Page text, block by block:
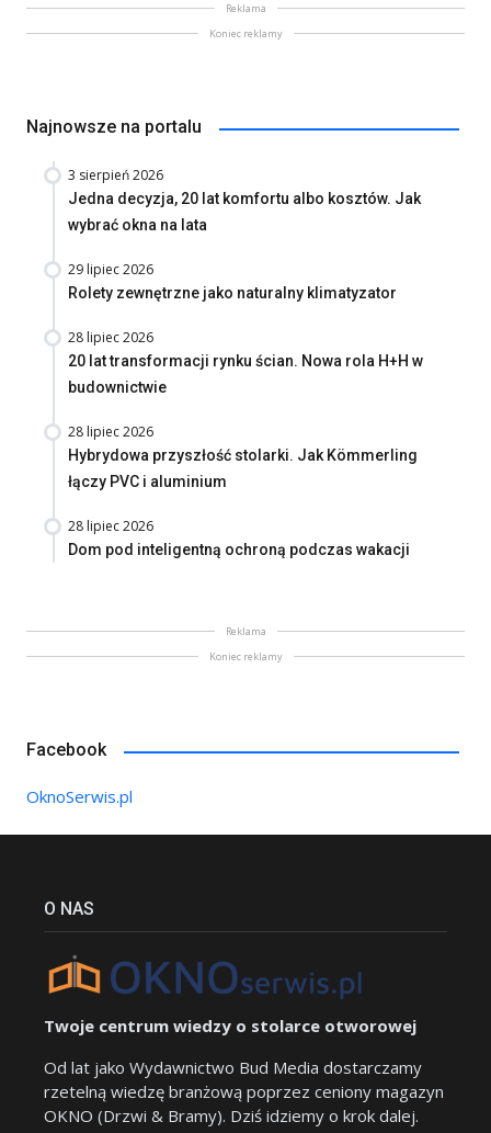
Reklama
Koniec reklamy
Najnowsze na portalu
3 sierpień 2026
Jedna decyzja, 20 lat komfortu albo kosztów. Jak
wybrać okna na lata
29 lipiec 2026
Rolety zewnętrzne jako naturalny klimatyzator
28 lipiec 2026
20 lat transformacji rynku ścian. Nowa rola H+H w
budownictwie
28 lipiec 2026
Hybrydowa przyszłość stolarki. Jak Kömmerling
łączy PVC i aluminium
28 lipiec 2026
Dom pod inteligentną ochroną podczas wakacji
Reklama
Koniec reklamy
Facebook
OknoSerwis.pl
O NAS
Twoje centrum wiedzy o stolarce otworowej
Od lat jako Wydawnictwo Bud Media dostarczamy
rzetelną wiedzę branżową poprzez ceniony magazyn
OKNO (Drzwi & Bramy). Dziś idziemy o krok dalej.